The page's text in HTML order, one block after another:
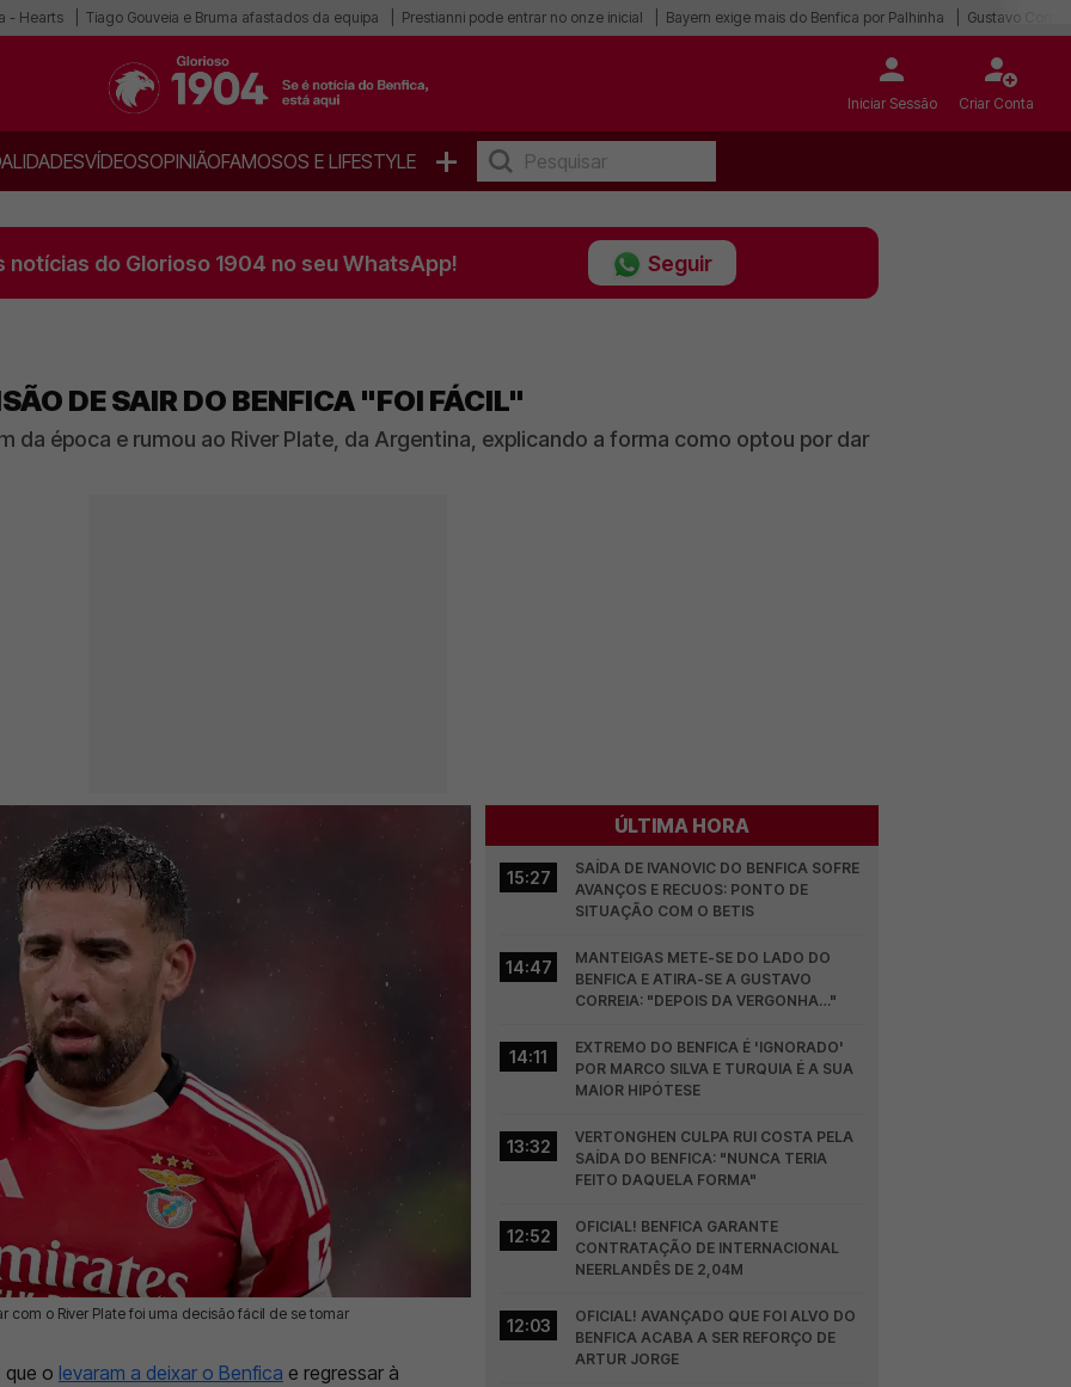
- Hearts Tiago Gouveia e Bruma afastados da equipa Prestianni pode entrar no onze inicial Bayern exige mais do Benfica por Palhinha Gustavo
Iniciar Sessão Criar Conta
VÍDEOSOPINIÃOFAMOSOS E LIFESTYLE +
notícias do Glorioso 1904 no seu WhatsApp! Seguir
DE SAIR DO BENFICA "FOI FÁCIL"
da época e rumou ao River Plate, da Argentina, explicando a forma como optou por dar
o River Plate foi uma decisão fácil de se tomar
que o levaram a deixar o Benfica e regressar à
ÚLTIMA HORA
15:27
SAÍDA DE IVANOVIC DO BENFICA SOFRE
AVANÇOS E RECUOS: PONTO DE
SITUAÇÃO COM O BETIS
14:47
MANTEIGAS METE-SE DO LADO DO
BENFICA E ATIRA-SE A GUSTAVO
CORREIA: "DEPOIS DA VERGONHA…"
14:11
EXTREMO DO BENFICA É 'IGNORADO'
POR MARCO SILVA E TURQUIA É A SUA
MAIOR HIPÓTESE
13:32
VERTONGHEN CULPA RUI COSTA PELA
SAÍDA DO BENFICA: "NUNCA TERIA
FEITO DAQUELA FORMA"
12:52
OFICIAL! BENFICA GARANTE
CONTRATAÇÃO DE INTERNACIONAL
NEERLANDÊS DE 2,04M
12:03
OFICIAL! AVANÇADO QUE FOI ALVO DO
BENFICA ACABA A SER REFORÇO DE
ARTUR JORGE